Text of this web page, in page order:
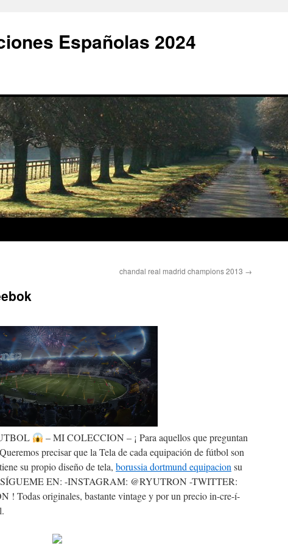
Españolas 2024
chandal real madrid champions 2013 →
– MI COLECCION – ¡ Para aquellos que preguntan
precisar que la Tela de cada equipación de fútbol son
su propio diseño de tela, borussia dortmund equipacion su
SÍGUEME EN: -INSTAGRAM: @RYUTRON -TWITTER:
! Todas originales, bastante vintage y por un precio in-cre-í-